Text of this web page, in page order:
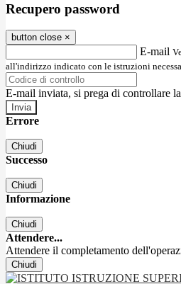
Recupero password
button close ×
E-mail
all'indirizzo indicato con le istruzioni
E-mail inviata, si prega di controllare
Errore
Chiudi
Successo
Chiudi
Informazione
Chiudi
Attendere...
Attendere il completamento
Chiudi